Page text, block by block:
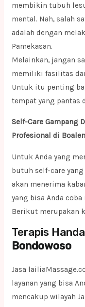
membikin tubuh
mental. Nah, salah
adalah dengan
Pamekasan.
Melainkan, jangan
memiliki fasilitas
Untuk itu penting
tempat yang pantas
Self-Care Gampang
Profesional di
Untuk Anda yang
butuh self-care
akan menerima
yang bisa Anda
Berikut merupakan
Terapis
Bondowoso
Jasa
layanan yang bisa
mencakup wilayah